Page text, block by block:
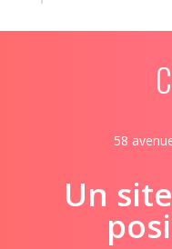
58
Un